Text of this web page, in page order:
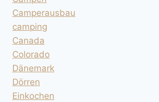
Camperausbau
camping
Canada
Colorado
Dänemark
Dörren
Einkochen